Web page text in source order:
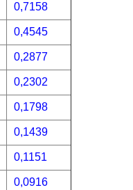
0,7158
0,4545
0,2877
0,2302
0,1798
0,1439
0,1151
0,0916